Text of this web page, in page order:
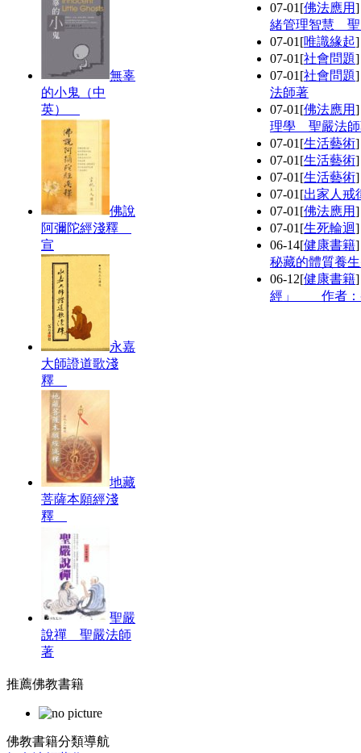
無辜
的小鬼（中
英）
佛說
阿彌陀經淺釋
宣
永嘉
大師證道歌淺
釋
地藏
菩薩本願經淺
釋
聖嚴
說禪 聖嚴法師
著
07-01 [佛法應用
緒管理智慧
07-01 [唯識緣起
07-01 [社會問題
07-01 [社會問題
法師著
07-01 [佛法應用
理學 聖嚴法
07-01 [生活藝術
07-01 [生活藝術
07-01 [生活藝術
07-01 [出家人戒
07-01 [佛法應用
07-01 [生死輪迴
06-14[健康書籍
秘藏的體質養
06-12[健康書籍
經」 作者：
推薦佛教書籍
佛教書籍分類導航